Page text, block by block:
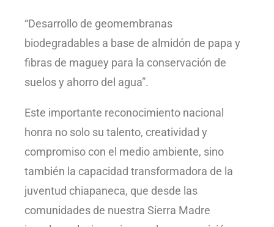
“Desarrollo de geomembranas
biodegradables a base de almidón de papa y
fibras de maguey para la conservación de
suelos y ahorro del agua”.
Este importante reconocimiento nacional
honra no solo su talento, creatividad y
compromiso con el medio ambiente, sino
también la capacidad transformadora de la
juventud chiapaneca, que desde las
comunidades de nuestra Sierra Madre